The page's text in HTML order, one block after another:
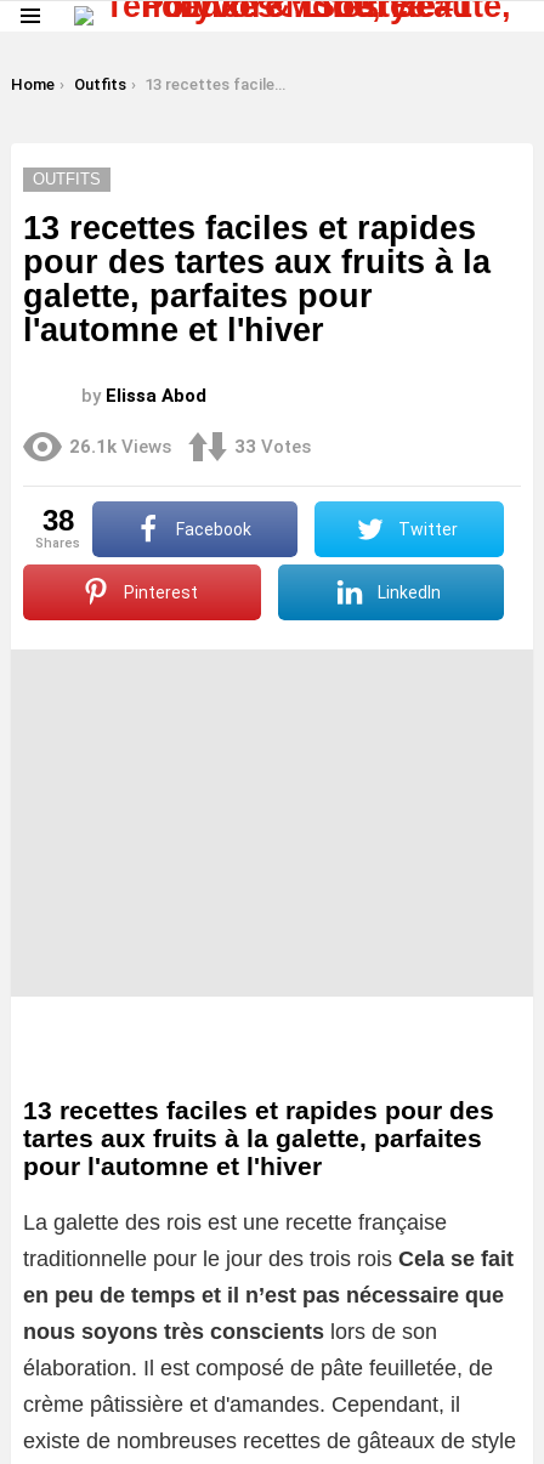
You are here:
Home Outfits 13 recettes faciles et rapides pour des tartes aux fruits à la galette, parfaites pour l'automne et l'hiver
OUTFITS
13 recettes faciles et rapides
pour des tartes aux fruits à la
galette, parfaites pour
l'automne et l'hiver
by Elissa Abod
26.1k Views 33 Votes
38
shares
Facebook Twitter
Pinterest LinkedIn
13 recettes faciles et rapides pour des
tartes aux fruits à la galette, parfaites
pour l'automne et l'hiver
La galette des rois est une recette française
traditionnelle pour le jour des trois rois Cela se fait
en peu de temps et il n’est pas nécessaire que
nous soyons très conscients lors de son
élaboration. Il est composé de pâte feuilletée, de
crème pâtissière et d'amandes. Cependant, il
existe de nombreuses recettes de gâteaux de style